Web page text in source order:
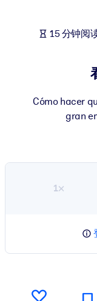
面向人工智能系
15 分钟阅
Cómo hacer
gran
1×